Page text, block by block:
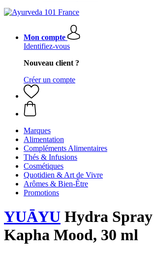
Mon compte
Identifiez-vous
Nouveau client ?
Créer un compte
Marques
Alimentation
Compléments Alimentaires
Thés & Infusions
Cosmétiques
Quotidien & Art de Vivre
Arômes & Bien-Être
Promotions
YUĀYU Hydra
Kapha Mood, 30 ml